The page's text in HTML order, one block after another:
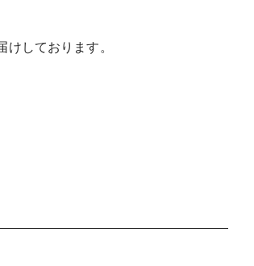
しております。